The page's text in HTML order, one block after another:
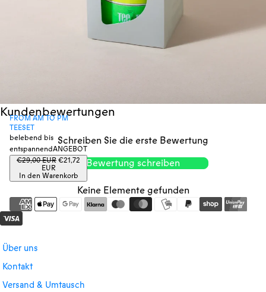
FROM AM TO PM
TEESET
belebend bis
entspannendANGEBOT
Regulärer
Preis
€29,00 EURAngebotspreise
€21,72
EUR
In den Warenkorb
Kundenbewertungen
Schreiben Sie die erste Bewertung
Bewertung schreiben
Keine Elemente gefunden
Über uns
Kontakt
Versand & Umtausch